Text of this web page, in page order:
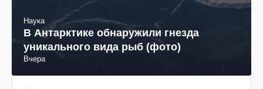
Наука
В Антарктике обнаружили гнезда
уникального вида рыб (фото)
Вчера